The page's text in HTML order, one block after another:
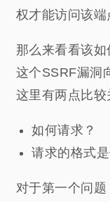
权才能访问该端
那么来看看该
这个SSRF漏洞
这里有两点比较
如何请求？
请求的格式
对于第一个问